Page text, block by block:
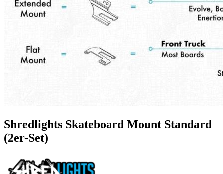
Shredlights Skateboard Mount Standard
(2er-Set)